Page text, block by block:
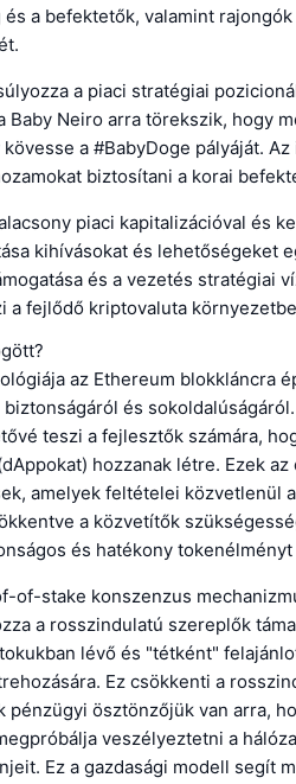
a befektetők, valamint
a piaci stratégiai
Baby Neiro arra törekszik, hogy
a #BabyDoge pályáját.
biztosítani a korai
piaci kapitalizációval és
kihívásokat és lehetőségeket
és a vezetés stratégiai
fejlődő kriptovaluta
az Ethereum blokkláncra
és
teszi a fejlesztők számára,
hozzanak létre. Ezek
amelyek feltételei közvetlenül
a közvetítők
és hatékony
of-stake konszenzus
a rosszindulatú szereplők
lévő és "tétként"
Ez csökkenti a
pénzügyi ösztönzőjük van arra,
veszélyeztetni a
Ez a gazdasági modell segít